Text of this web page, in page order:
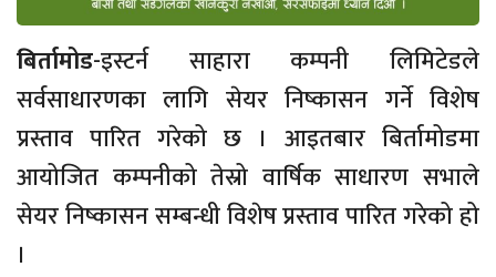
बिर्तामोड-इस्टर्न साहारा कम्पनी लिमिटेडले
सर्वसाधारणका लागि सेयर निष्कासन गर्ने विशेष
प्रस्ताव पारित गरेको छ । आइतबार बिर्तामोडमा
आयोजित कम्पनीको तेस्रो वार्षिक साधारण सभाले
सेयर निष्कासन सम्बन्धी विशेष प्रस्ताव पारित गरेको हो
।